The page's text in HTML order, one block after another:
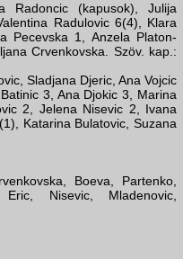
Radoncic (kapusok), Julija
Radulovic 6(4), Klara
Pecevska 1, Anzela Platon-
Crvenkovska. Szöv. kap.:
Sladjana Djeric, Ana Vojcic
3, Ana Djokic 3, Marina
2, Jelena Nisevic 2, Ivana
Katarina Bulatovic, Suzana
Boeva, Partenko,
Nisevic, Mladenovic,